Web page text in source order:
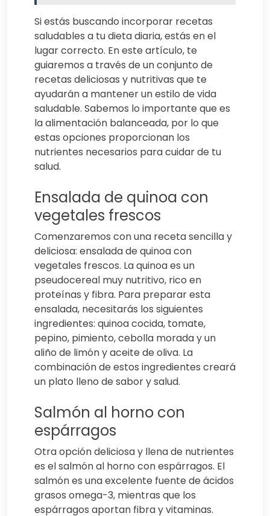
Si estás buscando incorporar recetas
saludables a tu dieta diaria, estás en el
lugar correcto. En este artículo, te
guiaremos a través de un conjunto de
recetas deliciosas y nutritivas que te
ayudarán a mantener un estilo de vida
saludable. Sabemos lo importante que es
la alimentación balanceada, por lo que
estas opciones proporcionan los
nutrientes necesarios para cuidar de tu
salud.
Ensalada de quinoa con
vegetales frescos
Comenzaremos con una receta sencilla y
deliciosa: ensalada de quinoa con
vegetales frescos. La quinoa es un
pseudocereal muy nutritivo, rico en
proteínas y fibra. Para preparar esta
ensalada, necesitarás los siguientes
ingredientes: quinoa cocida, tomate,
pepino, pimiento, cebolla morada y un
aliño de limón y aceite de oliva. La
combinación de estos ingredientes creará
un plato lleno de sabor y salud.
Salmón al horno con
espárragos
Otra opción deliciosa y llena de nutrientes
es el salmón al horno con espárragos. El
salmón es una excelente fuente de ácidos
grasos omega-3, mientras que los
espárragos aportan fibra y vitaminas.